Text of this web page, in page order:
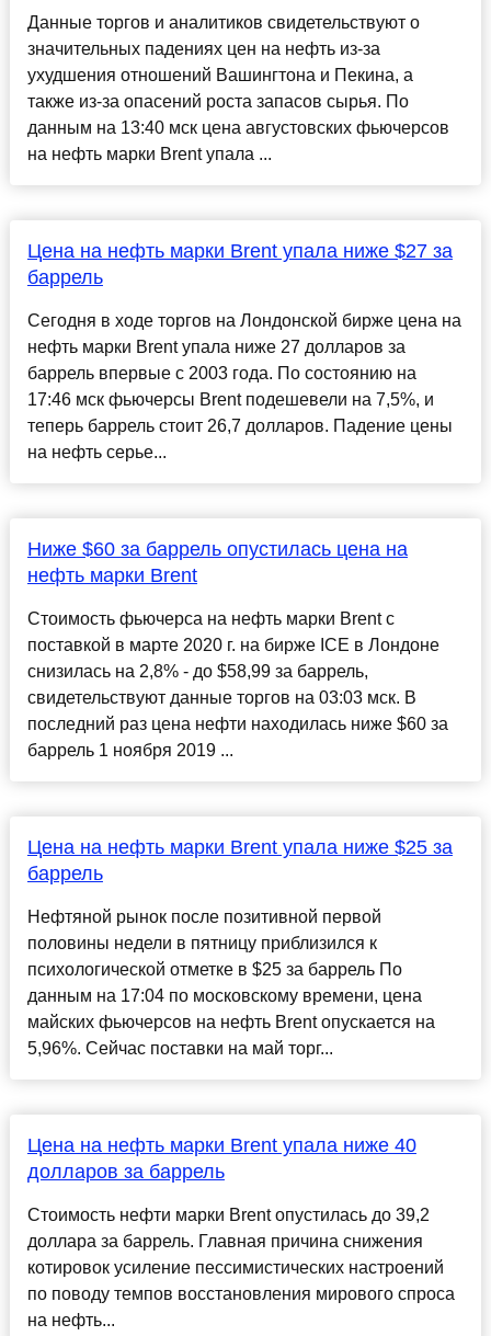
Данные торгов и аналитиков свидетельствуют о
значительных падениях цен на нефть из-за
ухудшения отношений Вашингтона и Пекина, а
также из-за опасений роста запасов сырья. По
данным на 13:40 мск цена августовских фьючерсов
на нефть марки Brеnt упала ...
Цена на нефть марки Brent упала ниже $27 за
баррель
Сегодня в ходе торгов на Лондонской бирже цена на
нефть марки Brent упала ниже 27 долларов за
баррель впервые с 2003 года. По состоянию на
17:46 мск фьючерсы Brent подешевели на 7,5%, и
теперь баррель стоит 26,7 долларов. Падение цены
на нефть серье...
Ниже $60 за баррель опустилась цена на
нефть марки Brent
Стоимость фьючерса на нефть марки Brent с
поставкой в марте 2020 г. на бирже ICE в Лондоне
снизилась на 2,8% - до $58,99 за баррель,
свидетельствуют данные торгов на 03:03 мск. В
последний раз цена нефти находилась ниже $60 за
баррель 1 ноября 2019 ...
Цена на нефть марки Brent упала ниже $25 за
баррель
Нефтяной рынок после позитивной первой
половины недели в пятницу приблизился к
психологической отметке в $25 за баррель По
данным на 17:04 по московскому времени, цена
майских фьючерсов на нефть Brent опускается на
5,96%. Сейчас поставки на май торг...
Цена на нефть марки Brent упала ниже 40
долларов за баррель
Стоимость нефти марки Brent опустилась до 39,2
доллара за баррель. Главная причина снижения
котировок усиление пессимистических настроений
по поводу темпов восстановления мирового спроса
на нефть...